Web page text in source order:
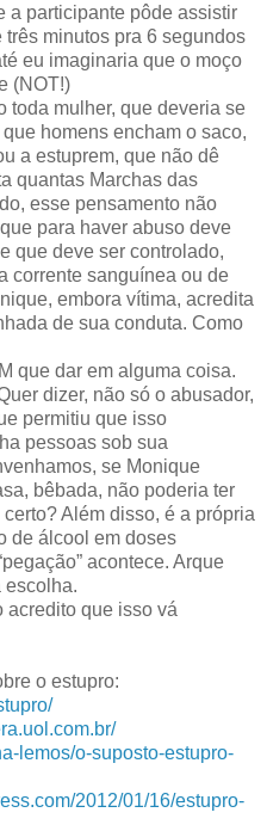
a participante pôde assistir
minutos pra 6 segundos
eu imaginaria que o moço
(NOT!)
toda mulher, que deveria se
homens encham o saco,
a estuprem, que não dê
quantas Marchas das
esse pensamento não
para haver abuso deve
que deve ser controlado,
corrente sanguínea ou de
embora vítima, acredita
de sua conduta. Como
que dar em alguma coisa.
dizer, não só o abusador,
permitiu que isso
pessoas sob sua
se Monique
bêbada, não poderia ter
Além disso, é a própria
de álcool em doses
acontece. Arque
escolha.
acredito que isso vá
o estupro:
lemos/o-suposto-estupro-
2012/01/16/estupro-